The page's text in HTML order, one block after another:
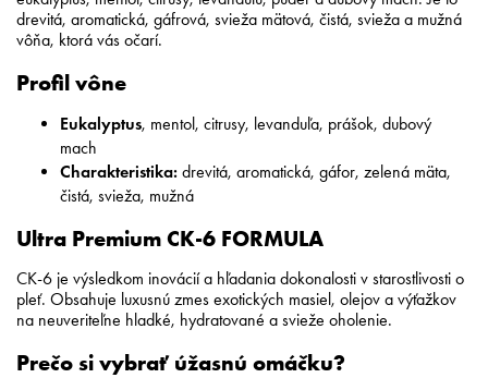
drevitá, aromatická, gáfrová, svieža mätová, čistá, svieža a mužná
vôňa, ktorá vás očarí.
Profil vône
Eukalyptus, mentol, citrusy, levanduľa, prášok, dubový
mach
Charakteristika: drevitá, aromatická, gáfor, zelená mäta,
čistá, svieža, mužná
Ultra Premium CK-6 FORMULA
CK-6 je výsledkom inovácií a hľadania dokonalosti v starostlivosti o
pleť. Obsahuje luxusnú zmes exotických masiel, olejov a výťažkov
na neuveriteľne hladké, hydratované a svieže oholenie.
Prečo si vybrať úžasnú omáčku?